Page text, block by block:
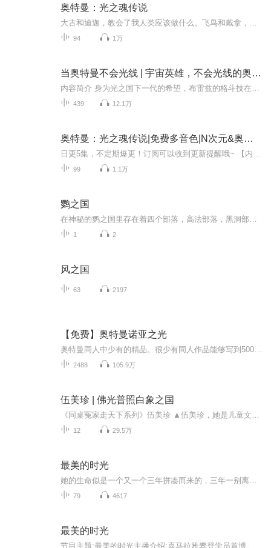
奥特曼：光之魂传说
94 1万
当奥特曼不会光线 | 宇宙英雄，不会光线的奥特曼：布雷兹奥特曼
439 12.1万
奥特曼：光之魂传说|免费多音色|N次元&奥特曼
99 1.1万
鹦之国
1 2
风之国
63 2197
【免费】奥特曼诺亚之光
2488 105.9万
伍美珍 | 佛光普照白象之国
12 29.5万
最美的时光
79 4617
最美的时光